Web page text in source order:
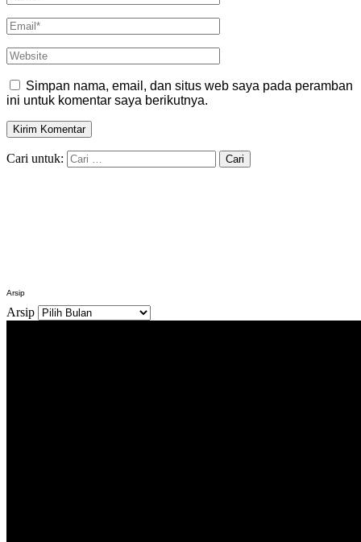
Simpan nama, email, dan situs web saya pada peramban
ini untuk komentar saya berikutnya.
Cari untuk:
Arsip
Arsip